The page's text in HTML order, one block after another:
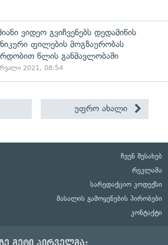
ვიდეო გვიჩვენებს დედამიწის
ფილების მოგზაურობას
წლის განმავლობაში
2021, 08:54
უფრო ახალი
ჩვენ შესახებ
რეკლამა
სარედაქციო კოდექსი
მასალის გამოყენების პირობები
კონტაქტი